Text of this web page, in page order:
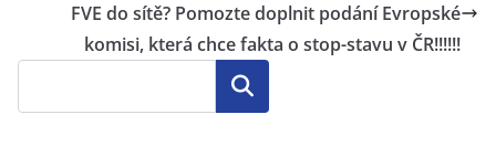
FVE do sítě? Pomozte doplnit podání Evropské
komisi, která chce fakta o stop-stavu v ČR!!!!!!
Hledat